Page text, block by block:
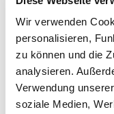
Wir verwenden
personalisieren,
zu können und die
analysieren.
Verwendung
soziale Medien,
nach dem
sich die Fasern
Zusatztipps